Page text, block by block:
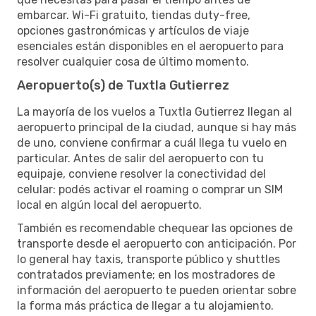
embarcar. Wi-Fi gratuito, tiendas duty-free,
opciones gastronómicas y artículos de viaje
esenciales están disponibles en el aeropuerto para
resolver cualquier cosa de último momento.
Aeropuerto(s) de Tuxtla Gutierrez
La mayoría de los vuelos a Tuxtla Gutierrez llegan al
aeropuerto principal de la ciudad, aunque si hay más
de uno, conviene confirmar a cuál llega tu vuelo en
particular. Antes de salir del aeropuerto con tu
equipaje, conviene resolver la conectividad del
celular: podés activar el roaming o comprar un SIM
local en algún local del aeropuerto.
También es recomendable chequear las opciones de
transporte desde el aeropuerto con anticipación. Por
lo general hay taxis, transporte público y shuttles
contratados previamente; en los mostradores de
información del aeropuerto te pueden orientar sobre
la forma más práctica de llegar a tu alojamiento.